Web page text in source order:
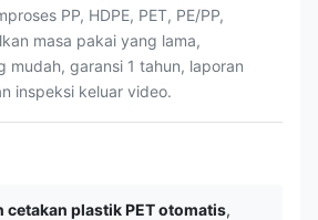
PP, HDPE, PET, PE/PP,
masa pakai yang lama,
mudah, garansi 1 tahun, laporan
inspeksi keluar video.
cetakan plastik PET otomatis,